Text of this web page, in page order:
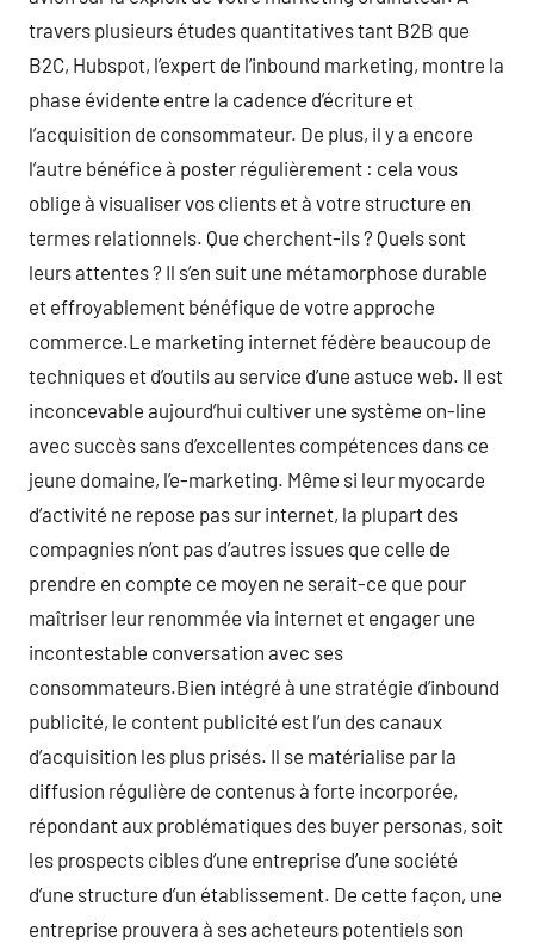
travers plusieurs études quantitatives tant B2B que
B2C, Hubspot, l’expert de l’inbound marketing, montre la
phase évidente entre la cadence d’écriture et
l’acquisition de consommateur. De plus, il y a encore
l’autre bénéfice à poster régulièrement : cela vous
oblige à visualiser vos clients et à votre structure en
termes relationnels. Que cherchent-ils ? Quels sont
leurs attentes ? Il s’en suit une métamorphose durable
et effroyablement bénéfique de votre approche
commerce.Le marketing internet fédère beaucoup de
techniques et d’outils au service d’une astuce web. Il est
inconcevable aujourd’hui cultiver une système on-line
avec succès sans d’excellentes compétences dans ce
jeune domaine, l’e-marketing. Même si leur myocarde
d’activité ne repose pas sur internet, la plupart des
compagnies n’ont pas d’autres issues que celle de
prendre en compte ce moyen ne serait-ce que pour
maîtriser leur renommée via internet et engager une
incontestable conversation avec ses
consommateurs.Bien intégré à une stratégie d’inbound
publicité, le content publicité est l’un des canaux
d’acquisition les plus prisés. Il se matérialise par la
diffusion régulière de contenus à forte incorporée,
répondant aux problématiques des buyer personas, soit
les prospects cibles d’une entreprise d’une société
d’une structure d’un établissement. De cette façon, une
entreprise prouvera à ses acheteurs potentiels son